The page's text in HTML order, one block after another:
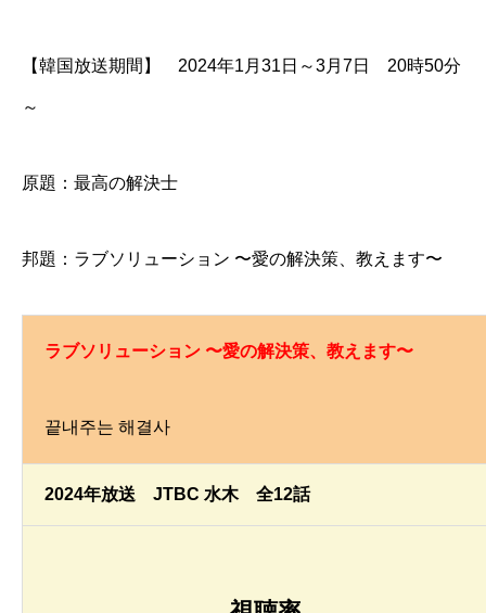
【韓国放送期間】 2024年1月31日～3月7日 20時50分
～
原題：最高の解決士
邦題：ラブソリューション 〜愛の解決策、教えます〜
ラブソリューション 〜愛の解決策、教えます〜
끝내주는 해결사
2024年放送 JTBC 水木 全12話